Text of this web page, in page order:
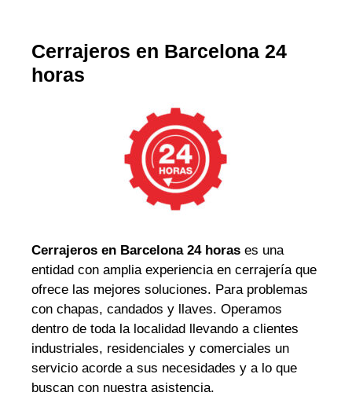
Cerrajeros en Barcelona 24
horas
Cerrajeros en Barcelona 24 horas es una
entidad con amplia experiencia en cerrajería que
ofrece las mejores soluciones. Para problemas
con chapas, candados y llaves. Operamos
dentro de toda la localidad llevando a clientes
industriales, residenciales y comerciales un
servicio acorde a sus necesidades y a lo que
buscan con nuestra asistencia.